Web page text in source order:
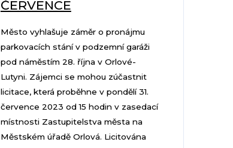
ČERVENCE
Město vyhlašuje záměr o pronájmu
parkovacích stání v podzemní garáži
pod náměstím 28. října v Orlové-
Lutyni. Zájemci se mohou zúčastnit
licitace, která proběhne v pondělí 31.
července 2023 od 15 hodin v zasedací
místnosti Zastupitelstva města na
Městském úřadě Orlová. Licitována